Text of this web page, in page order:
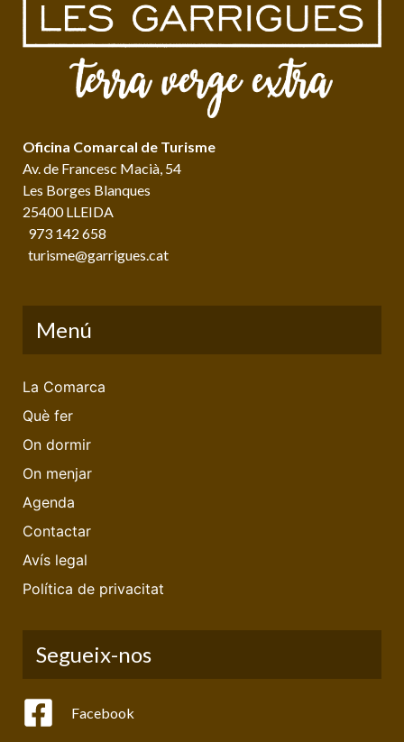
Oficina Comarcal de Turisme
Av. de Francesc Macià, 54
Les Borges Blanques
25400 LLEIDA
973 142 658
turisme@garrigues.cat
Menú
La Comarca
Què fer
On dormir
On menjar
Agenda
Contactar
Avís legal
Política de privacitat
Segueix-nos
Facebook